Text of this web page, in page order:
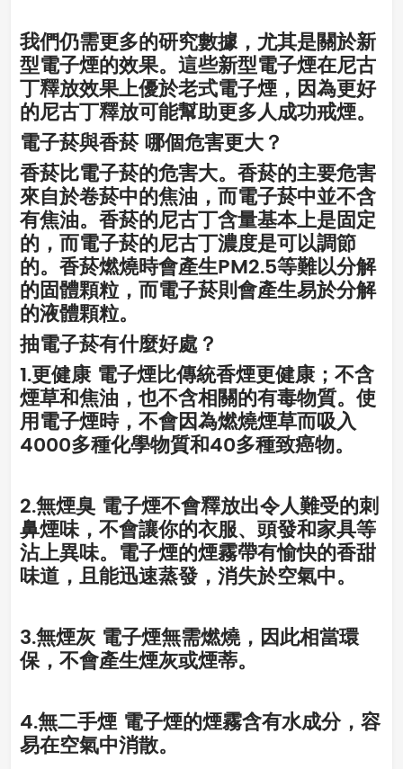
我們仍需更多的研究數據，尤其是關於新
型電子煙的效果。這些新型電子煙在尼古
丁釋放效果上優於老式電子煙，因為更好
的尼古丁釋放可能幫助更多人成功戒煙。
電子菸與香菸 哪個危害更大？
香菸比電子菸的危害大。香菸的主要危害
來自於卷菸中的焦油，而電子菸中並不含
有焦油。香菸的尼古丁含量基本上是固定
的，而電子菸的尼古丁濃度是可以調節
的。香菸燃燒時會產生PM2.5等難以分解
的固體顆粒，而電子菸則會產生易於分解
的液體顆粒。
抽電子菸有什麼好處？
1.更健康 電子煙比傳統香煙更健康；不含
煙草和焦油，也不含相關的有毒物質。使
用電子煙時，不會因為燃燒煙草而吸入
4000多種化學物質和40多種致癌物。
2.無煙臭 電子煙不會釋放出令人難受的刺
鼻煙味，不會讓你的衣服、頭發和家具等
沾上異味。電子煙的煙霧帶有愉快的香甜
味道，且能迅速蒸發，消失於空氣中。
3.無煙灰 電子煙無需燃燒，因此相當環
保，不會產生煙灰或煙蒂。
4.無二手煙 電子煙的煙霧含有水成分，容
易在空氣中消散。